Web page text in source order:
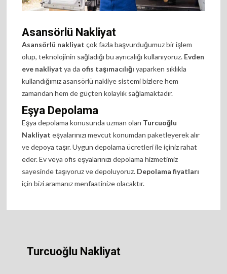
Asansörlü Nakliyat
Asansörlü nakliyat çok fazla başvurduğumuz bir işlem
olup, teknolojinin sağladığı bu ayrıcalığı kullanıyoruz. Evden
eve nakliyat ya da ofis taşımacılığı yaparken sıklıkla
kullandığımız asansörlü nakliye sistemi bizlere hem
zamandan hem de güçten kolaylık sağlamaktadır.
Eşya Depolama
Eşya depolama konusunda uzman olan Turcuoğlu
Nakliyat eşyalarınızı mevcut konumdan paketleyerek alır
ve depoya taşır. Uygun depolama ücretleri ile içiniz rahat
eder. Ev veya ofis eşyalarınızı depolama hizmetimiz
sayesinde taşıyoruz ve depoluyoruz. Depolama fiyatları
için bizi aramanız menfaatinize olacaktır.
Turcuoğlu Nakliyat